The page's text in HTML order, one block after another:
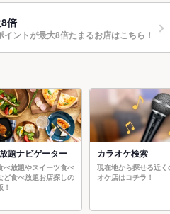
倍
ントが最大8倍たまるお店はこちら！
題ナビゲーター
べ放題やスイーツ食べ
ど食べ放題お店探しの
カラオケ検索
現在地から探せる近く
オケ店はコチラ！